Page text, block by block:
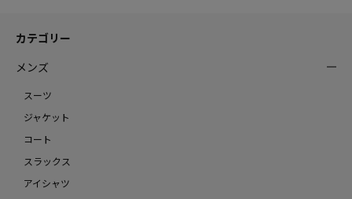
カテゴリー
メンズ
スーツ
ジャケット
コート
スラックス
アイシャツ